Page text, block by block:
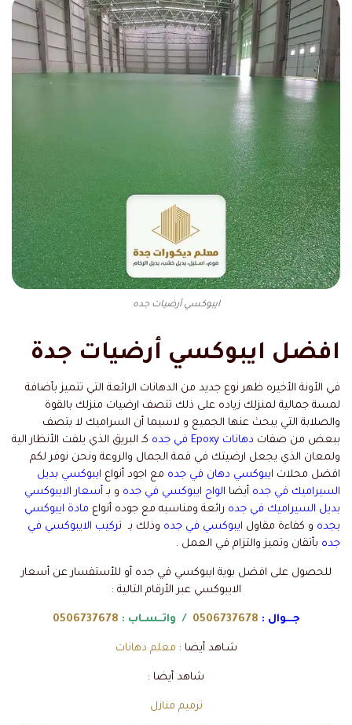
ايبوكسي أرضيات جده
افضل ايبوكسي أرضيات جدة
في الأونة الأخيره ظهر نوع جديد من الدهانات الرائعة التي تتميز بأضافة
لمسة جمالية لمنزلك زياده على ذلك تتصف ارضيات منزلك بالقوة
والصلابة التي يبحث عنها الجميع و لاسيما أن السراميك لا يتصف
ببعض من صفات دهانات Epoxy في جده
كـ البريق الذي يلفت الأنظار الية
ولمعان الذي يجعل ارضيتك في قمة الجمال والروعة ونحن نوفر لكم
افضل محلات ايبوكسي دهان في جده مع اجود أنواع ايبوكسي بديل
السيراميك في جده أيضا الواح ايبوكسي في جده و بـ أسعار الايبوكسي
بديل السيراميك في جده رائعة ومناسبه مع جوده أنواع مادة ايبوكسي
بجده و كفاءة مقاول ايبوكسي في جده وذلك بـ تركيب الايبوكسي في
جده بأتقان وتميز والتزام في العمل .
للحصول على افضل بوية ايبوكسي في جده أو للأستفسار عن أسعار
الايبوكسي عبر الأرقام التالية :
جـــوال : 0506737678 / واتــسـاب : 0506737678
شـاهد أيضا : معلم دهانات
شاهد أيضا :
ترميم منازل